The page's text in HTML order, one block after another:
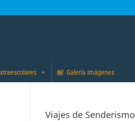
Galería imágenes
Viajes de Senderismo